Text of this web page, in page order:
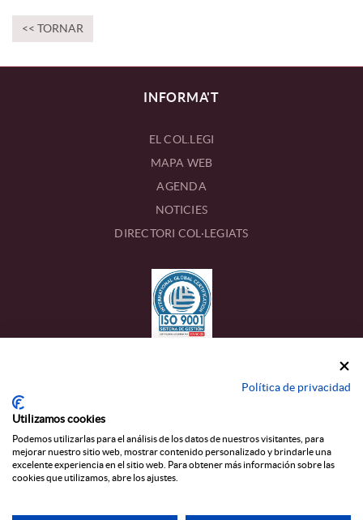
<< TORNAR
INFORMA'T
EL COL.LEGI
MAPA WEB
AGENDA
NOTICIES
DIRECTORI COL·LEGIATS
T_977 22 45 13
Política de privacidad
Utilizamos cookies
Podemos utilizarlas para el análisis de los datos de nuestros visitantes, para
mejorar nuestro sitio web, mostrar contenido personalizado y brindarle una
excelente experiencia en el sitio web. Para obtener más información sobre las
cookies que utilizamos, abre los ajustes.